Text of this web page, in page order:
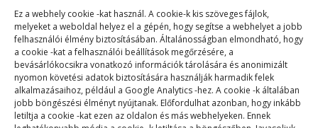
Ez a webhely cookie -kat használ. A cookie-k kis szöveges fájlok,
melyeket a weboldal helyez el a gépén, hogy segítse a webhelyet a jobb
felhasználói élmény biztosításában. Általánosságban elmondható, hogy
a cookie -kat a felhasználói beállítások megőrzésére, a
bevásárlókocsikra vonatkozó információk tárolására és anonimizált
nyomon követési adatok biztosítására használják harmadik felek
alkalmazásaihoz, például a Google Analytics -hez. A cookie -k általában
jobb böngészési élményt nyújtanak. Előfordulhat azonban, hogy inkább
letiltja a cookie -kat ezen az oldalon és más webhelyeken. Ennek